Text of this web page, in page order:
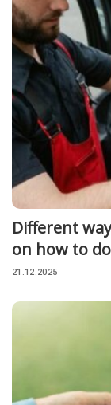
Different
on how to
21.12.2025